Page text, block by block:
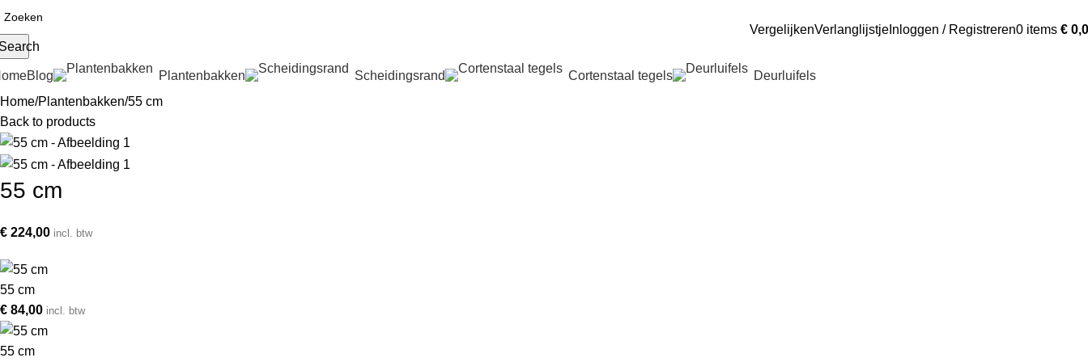
VergelijkenVerlanglijstje Inloggen / Registreren0 items €
Blog Plantenbakken Scheidingsrand Cortenstaal tegels
Deurluifels
Home Plantenbakken 55 cm
Back to products
55 cm
€ 224,00 incl. btw
55 cm
€ 84,00 incl. btw
55 cm